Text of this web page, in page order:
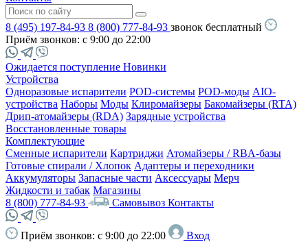
8 (495) 197-84-93 8 (800) 777-84-93 звонок бесплатный
Приём звонков: с 9:00 до 22:00
Ожидается поступление Новинки
Устройства
Одноразовые испарители POD-системы POD-моды AIO-
устройства Наборы Моды Клиромайзеры Бакомайзеры (RTA)
Дрип-атомайзеры (RDA) Зарядные устройства
Восстановленные товары
Комплектующие
Сменные испарители Картриджи Атомайзеры / RBA-базы
Готовые спирали / Хлопок Адаптеры и переходники
Аккумуляторы Запасные части Аксессуары Мерч
Жидкости и табак Магазины
8 (800) 777-84-93
Самовывоз Контакты
Приём звонков: с 9:00 до 22:00 Вход